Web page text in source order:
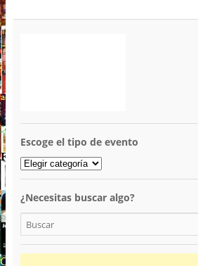
Escoge el tipo de evento
¿Necesitas buscar algo?